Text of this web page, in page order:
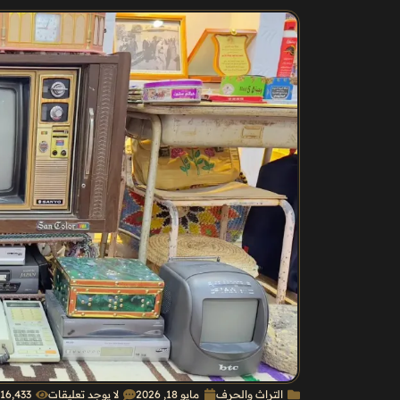
التراث والحرف مايو 18, 2026 لا يوجد تعليقات 16٬433